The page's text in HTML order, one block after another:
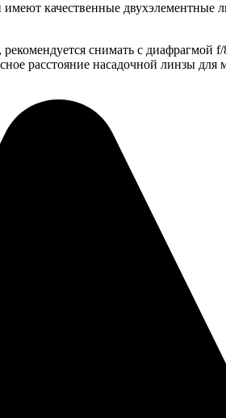
качественные двухэлементные
снимать с диафрагмой
расстояние насадочной линзы для